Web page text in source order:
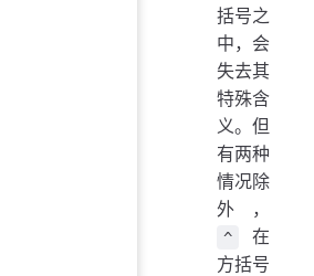
括号之
中，会
失去其
特殊含
义。但
有两种
情况除
外，
^
在
方括号